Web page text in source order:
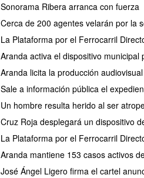
Sonorama Ribera arranca con fuerza
Cerca de 200 agentes velarán por la
La Plataforma por el Ferrocarril
Aranda activa el dispositivo
Aranda licita la producción
Sale a información pública el
Un hombre resulta herido al ser
Cruz Roja desplegará un dispositivo
La Plataforma por el Ferrocarril
Aranda mantiene 153 casos activos
José Ángel Ligero firma el cartel